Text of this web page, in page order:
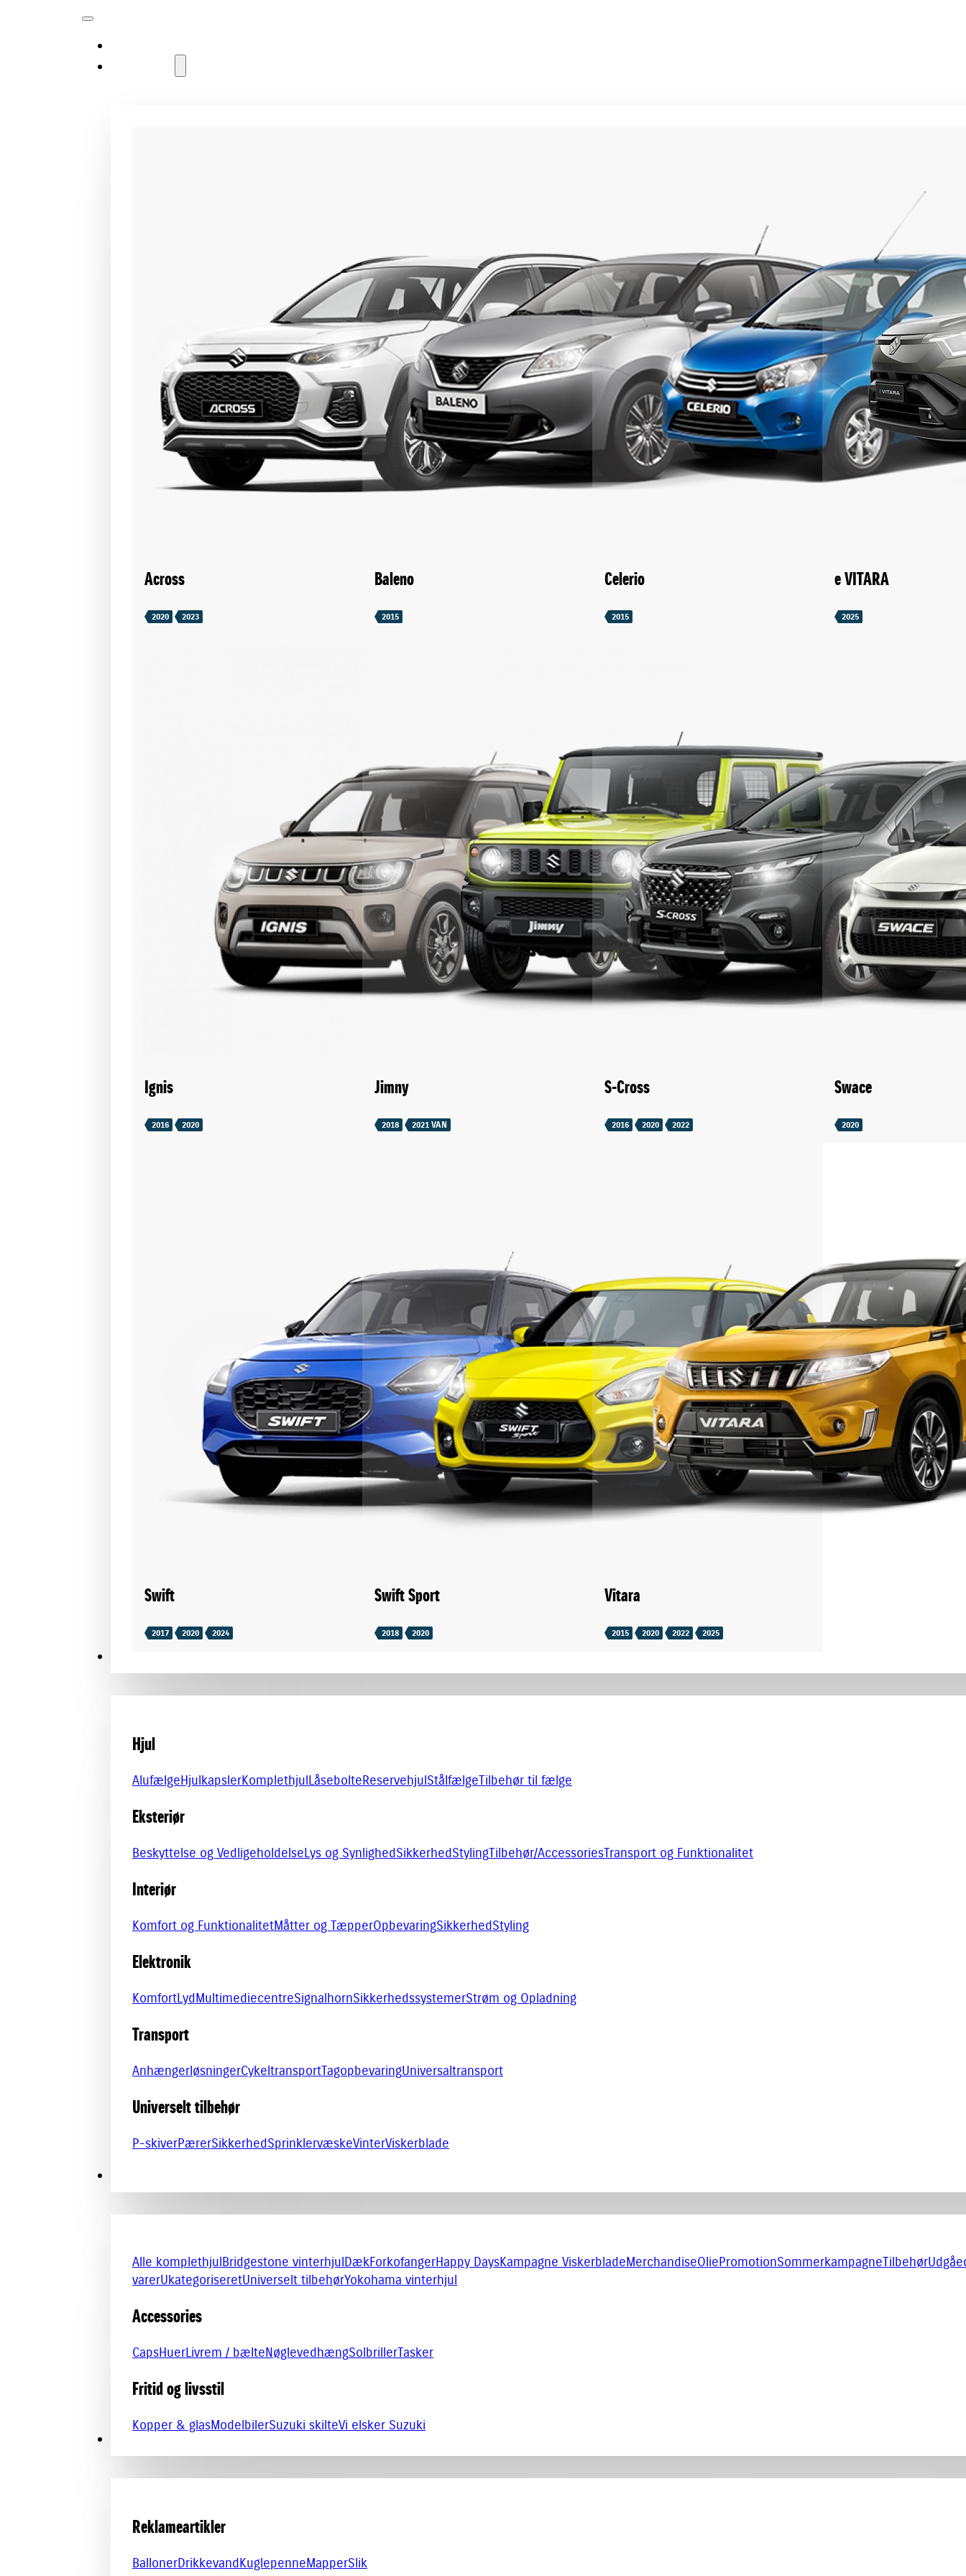
Across
2020 2023
Baleno
2015
Celerio
2015
e VITARA
2025
Ignis
2016 2020
Jimny
2018 2021 VAN
S-Cross
2016 2020 2022
Swace
2020
Swift
2017 2020 2024
Swift Sport
2018 2020
Vitara
2015 2020 2022 2025
Hjul
AlufælgeHjulkapslerKomplethjulLåsebolteReservehjulStålfælgeTilbehør til fælge
Eksteriør
Beskyttelse og VedligeholdelseLys og SynlighedSikkerhedStylingTilbehør/AccessoriesTransport og Funktionalitet
Interiør
Komfort og FunktionalitetMåtter og TæpperOpbevaringSikkerhedStyling
Elektronik
KomfortLydMultimediecentreSignalhornSikkerhedssystemerStrøm og Opladning
Transport
AnhængerløsningerCykeltransportTagopbevaringUniversaltransport
Universelt tilbehør
P-skiverPærerSikkerhedSprinklervæskeVinterViskerblade
Alle komplethjulBridgestone vinterhjulDækForkofangerHappy DaysKampagne ViskerbladeMerchandiseOliePromotionSommerkampagneTilbehør
varerUkategoriseretUniverselt tilbehørYokohama vinterhjul
Accessories
CapsHuerLivrem / bælteNøglevedhængSolbrillerTasker
Fritid og livsstil
Kopper & glasModelbilerSuzuki skilteVi elsker Suzuki
Reklameartikler
BallonerDrikkevandKuglepenneMapperSlik